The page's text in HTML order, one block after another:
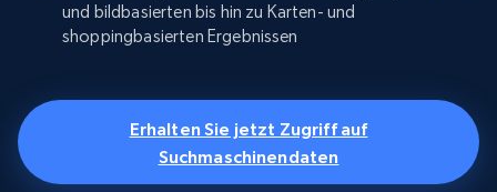
und bildbasierten bis hin zu Karten- und
shoppingbasierten Ergebnissen
Erhalten Sie jetzt Zugriff auf
Suchmaschinendaten